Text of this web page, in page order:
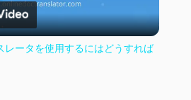
Video
レータを使用するにはどうすれば